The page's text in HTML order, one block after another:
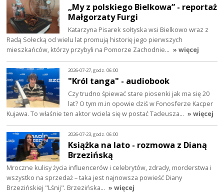
„My z polskiego Bielkowa” - reportaż
Małgorzaty Furgi
Katarzyna Pisarek sołtyska wsi Bielkowo wraz z
Radą Sołecką od wielu lat promują historię jego pierwszych
mieszkańców, którzy przybyli na Pomorze Zachodnie… » więcej
2026-07-27, godz. 06:00
"Król tanga" - audiobook
Czy trudno śpiewać stare piosenki jak ma się 20
lat? O tym m.in opowie dziś w Fonosferze Kacper
Kujawa. To właśnie ten aktor wciela się w postać Tadeusza… » więcej
2026-07-23, godz. 06:00
Książka na lato - rozmowa z Dianą
Brzezińską
Mroczne kulisy życia influencerów i celebrytów, zdrady, morderstwa i
wszystko na sprzedaż – taka jest najnowsza powieść Diany
Brzezińskiej "Lśnij". Brzezińska… » więcej